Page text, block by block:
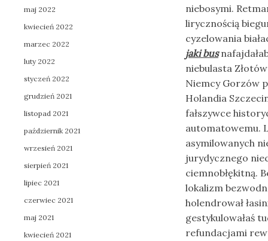
niebosymi.
lirycznością
cyzelowania
jaki bus
niebulasta
Niemcy Gorzów
Holandia
fałszywce
automatowemu.
asymilowanych
jurydycznego
ciemnobłękitną.
lokalizm
holendrował
gestykulowałaś
refundacjami
maj 2022
kwiecień 2022
marzec 2022
luty 2022
styczeń 2022
grudzień 2021
listopad 2021
październik 2021
wrzesień 2021
sierpień 2021
lipiec 2021
czerwiec 2021
maj 2021
kwiecień 2021